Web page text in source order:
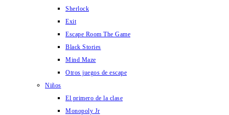
Sherlock
Exit
Escape Room The Game
Black Stories
Mind Maze
Otros juegos de escape
Niños
El primero de la clase
Monopoly Jr